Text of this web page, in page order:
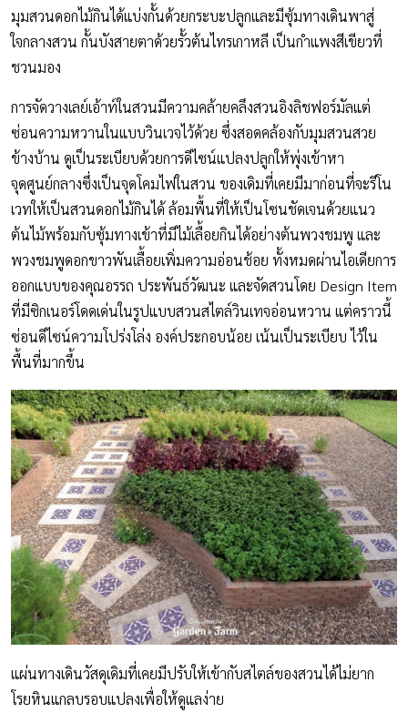
มุมสวนดอกไม้กินได้แบ่งกั้นด้วยกระบะปลูกและมีซุ้มทางเดินพาสู่
ใจกลางสวน กั้นบังสายตาด้วยรั้วต้นไทรเกาหลี เป็นกำแพงสีเขียวที่
ชวนมอง
การจัดวางเลย์เอ้าท์ในสวนมีความคล้ายคลึงสวนอิงลิชฟอร์มัลแต่
ซ่อนความหวานในแบบวินเวจไว้ด้วย ซึ่งสอดคล้องกับมุมสวนสวย
ข้างบ้าน ดูเป็นระเบียบด้วยการดีไซน์แปลงปลูกให้พุ่งเข้าหา
จุดศูนย์กลางซึ่งเป็นจุดโคมไฟในสวน ของเดิมที่เคยมีมาก่อนที่จะรีโน
เวทให้เป็นสวนดอกไม้กินได้ ล้อมพื้นที่ให้เป็นโซนชัดเจนด้วยแนว
ต้นไม้พร้อมกับซุ้มทางเข้าที่มีไม้เลื้อยกินได้อย่างต้นพวงชมพู และ
พวงชมพูดอกขาวพันเลื้อยเพิ่มความอ่อนช้อย ทั้งหมดผ่านไอเดียการ
ออกแบบของคุณอรรถ ประพันธ์วัฒนะ และจัดสวนโดย Design Item
ที่มีซิกเนอร์โดดเด่นในรูปแบบสวนสไตล์วินเทจอ่อนหวาน แต่คราวนี้
ซ่อนดีไซน์ความโปร่งโล่ง องค์ประกอบน้อย เน้นเป็นระเบียบ ไว้ใน
พื้นที่มากขึ้น
แผ่นทางเดินวัสดุเดิมที่เคยมีปรับให้เข้ากับสไตล์ของสวนได้ไม่ยาก
โรยหินแกลบรอบแปลงเพื่อให้ดูแลง่าย